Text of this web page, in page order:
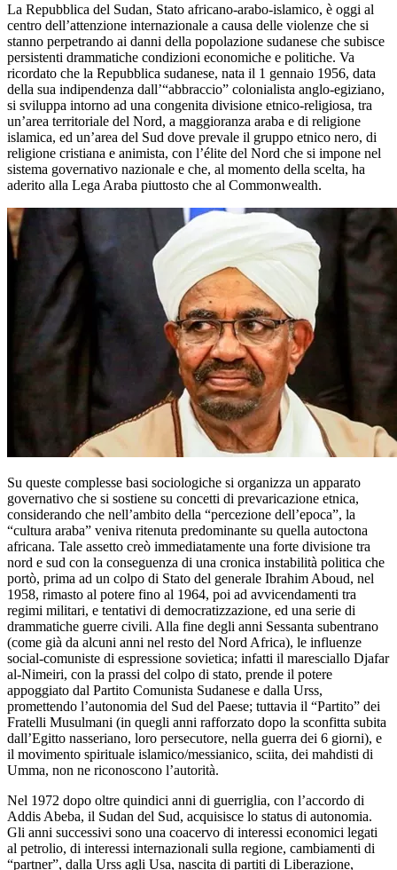
La Repubblica del Sudan, Stato africano-arabo-islamico, è oggi al
centro dell’attenzione internazionale a causa delle violenze che si
stanno perpetrando ai danni della popolazione sudanese che subisce
persistenti drammatiche condizioni economiche e politiche. Va
ricordato che la Repubblica sudanese, nata il 1 gennaio 1956, data
della sua indipendenza dall’“abbraccio” colonialista anglo-egiziano,
si sviluppa intorno ad una congenita divisione etnico-religiosa, tra
un’area territoriale del Nord, a maggioranza araba e di religione
islamica, ed un’area del Sud dove prevale il gruppo etnico nero, di
religione cristiana e animista, con l’élite del Nord che si impone nel
sistema governativo nazionale e che, al momento della scelta, ha
aderito alla Lega Araba piuttosto che al Commonwealth.
Su queste complesse basi sociologiche si organizza un apparato
governativo che si sostiene su concetti di prevaricazione etnica,
considerando che nell’ambito della “percezione dell’epoca”, la
“cultura araba” veniva ritenuta predominante su quella autoctona
africana. Tale assetto creò immediatamente una forte divisione tra
nord e sud con la conseguenza di una cronica instabilità politica che
portò, prima ad un colpo di Stato del generale Ibrahim Aboud, nel
1958, rimasto al potere fino al 1964, poi ad avvicendamenti tra
regimi militari, e tentativi di democratizzazione, ed una serie di
drammatiche guerre civili. Alla fine degli anni Sessanta subentrano
(come già da alcuni anni nel resto del Nord Africa), le influenze
social-comuniste di espressione sovietica; infatti il maresciallo Djafar
al-Nimeiri, con la prassi del colpo di stato, prende il potere
appoggiato dal Partito Comunista Sudanese e dalla Urss,
promettendo l’autonomia del Sud del Paese; tuttavia il “Partito” dei
Fratelli Musulmani (in quegli anni rafforzato dopo la sconfitta subita
dall’Egitto nasseriano, loro persecutore, nella guerra dei 6 giorni), e
il movimento spirituale islamico/messianico, sciita, dei mahdisti di
Umma, non ne riconoscono l’autorità.
Nel 1972 dopo oltre quindici anni di guerriglia, con l’accordo di
Addis Abeba, il Sudan del Sud, acquisisce lo status di autonomia.
Gli anni successivi sono una coacervo di interessi economici legati
al petrolio, di interessi internazionali sulla regione, cambiamenti di
“partner”, dalla Urss agli Usa, nascita di partiti di Liberazione,